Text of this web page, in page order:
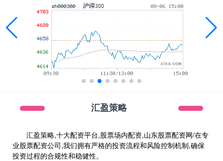
汇盈策略
汇盈策略,十大配资平台,股票场内配资,山东股票配资网/在专
业股票配资公司,我们拥有严格的投资流程和风险控制机制,确保
投资过程的合规性和稳健性。